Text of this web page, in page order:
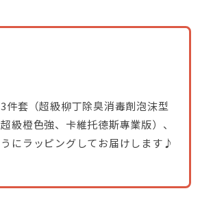
件套（超級柳丁除臭消毒劑泡沫型
級橙色強、卡維托德斯專業版）、
にラッピングしてお届けします♪